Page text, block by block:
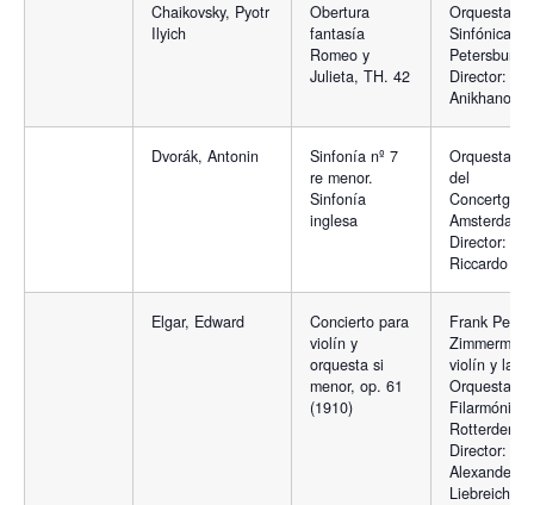
Chaikovsky, Pyotr
Ilyich
Obertura
fantasía
Romeo y
Julieta, TH. 42
Orquesta
Sinfónica
Petersburgo.
Director:
Anikhanov
Dvorák, Antonin
Sinfonía nº 7
re menor.
Sinfonía
inglesa
Orquesta
del
Amsterdam.
Director:
Riccardo
Elgar, Edward
Concierto para
violín y
orquesta si
menor, op. 61
(1910)
Frank Peter
violín y la
Orquesta
Filarmónica
Rotterdem.
Director:
Alexander
Liebreich